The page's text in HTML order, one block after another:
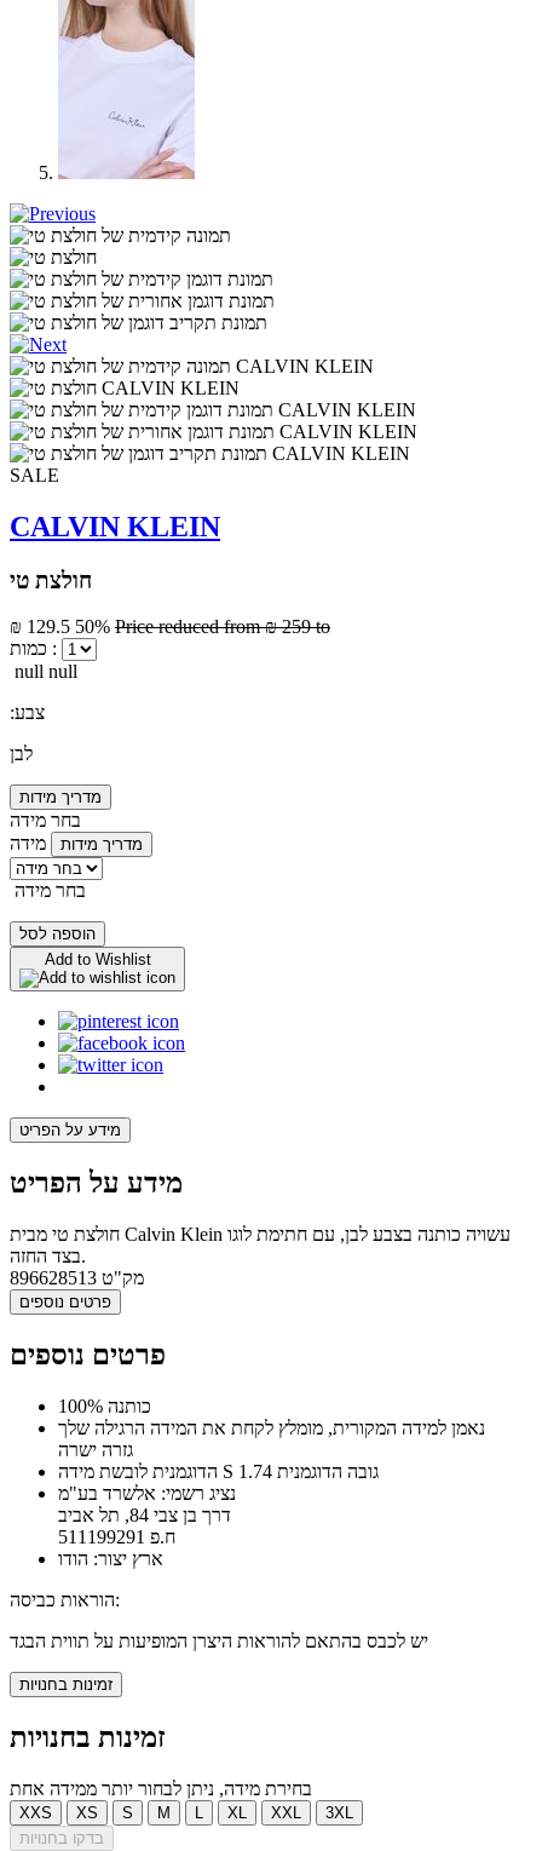
SALE
CALVIN KLEIN
חולצת טי
₪ 129.5 50% Price reduced from₪ 259 to
כמות :
null null
:צבע
לבן
מדריך מידות
בחר מידה
מידה
מדריך מידות
בחר מידה
הוספה לסל
Add to Wishlist
מידע על הפריט
מידע על הפריט
חולצת טי מבית Calvin Klein עשויה כותנה בצבע לבן, עם חתימת לוגו
בצד החזה.
מק"ט 896628513
פרטים נוספים
פרטים נוספים
100% כותנה
נאמן למידה המקורית, מומלץ לקחת את המידה הרגילה שלך
גזרה ישרה
הדוגמנית לובשת מידה S גובה הדוגמנית 1.74
נציג רשמי: אלשרד בע"מ
דרך בן צבי 84, תל אביב
ח.פ 511199291
ארץ יצור: הודו
הוראות כביסה:
יש לכבס בהתאם להוראות היצרן המופיעות על תווית הבגד
זמינות בחנויות
זמינות בחנויות
בחירת מידה, ניתן לבחור יותר ממידה אחת
XXS XS S M XL XXL
3XL
בדקו בחנויות